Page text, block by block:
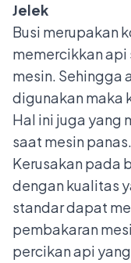
Jelek
Busi merupakan
memercikkan
mesin. Sehingga
digunakan maka
Hal ini juga yang
saat mesin panas.
Kerusakan pada
dengan kualitas
standar dapat
pembakaran
percikan api